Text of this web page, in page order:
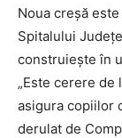
Noua creșă
Spitalului
construiește în
„Este cerere
asigura copiilor
derulat de